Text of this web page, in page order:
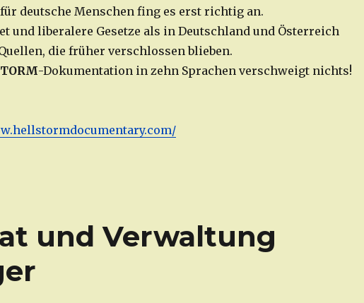
deutsche Menschen fing es erst richtig an.
und liberalere Gesetze als in Deutschland und Österreich
die früher verschlossen blieben.
-Dokumentation in zehn Sprachen verschweigt nichts!
und Verwaltung